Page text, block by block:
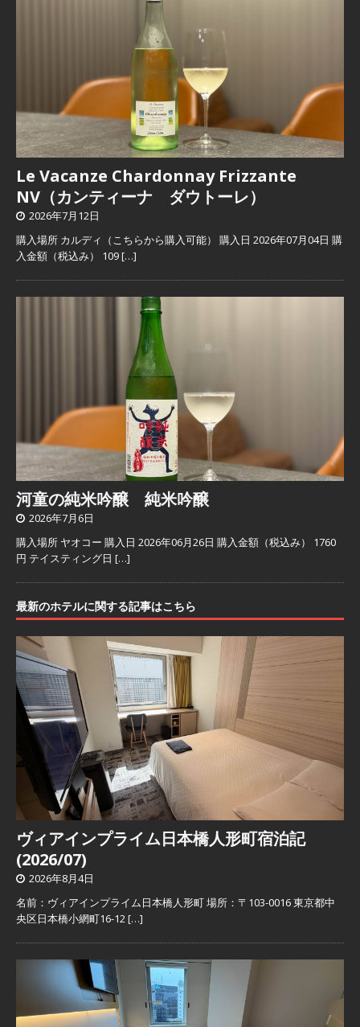
Le Vacanze Chardonnay Frizzante
NV（カンティーナ ダウトーレ）
2026年7月12日
購入場所 カルディ（こちらから購入可能） 購入日 2026年07月04日 購
入金額（税込み） 109[…]
河童の純米吟醸 純米吟醸
2026年7月6日
購入場所 ヤオコー 購入日 2026年06月26日 購入金額（税込み） 1760
円 テイスティング日 […]
最新のホテルに関する記事はこちら
ヴィアインプライム日本橋人形町宿泊記
(2026/07)
2026年8月4日
名前：ヴィアインプライム日本橋人形町 場所：〒103-0016 東京都中
央区日本橋小網町16-12[…]